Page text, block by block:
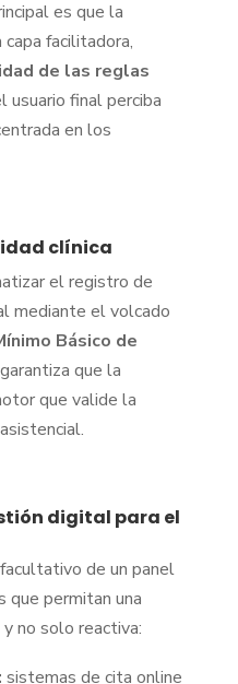
es que la
facilitadora,
de las reglas
usuario final perciba
en los
clínica
el registro de
mediante el volcado
Básico de
que la
que valide la
digital para el
de un panel
que permitan una
no solo reactiva:
sistemas de cita online